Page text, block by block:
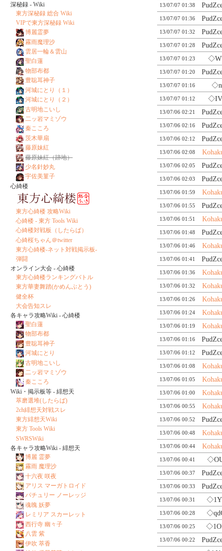
13/07/07 01:38
13/07/07 01:36
13/07/07 01:32
13/07/07 01:28
13/07/07 01:23
13/07/07 01:20
13/07/07 01:16
13/07/07 01:12
13/07/06 02:21
13/07/06 02:16
13/07/06 02:12
13/07/06 02:08
13/07/06 02:05
13/07/06 02:03
13/07/06 01:59
13/07/06 01:55
13/07/06 01:51
13/07/06 01:48
13/07/06 01:46
13/07/06 01:41
13/07/06 01:36
13/07/06 01:32
13/07/06 01:26
13/07/06 01:24
13/07/06 01:19
13/07/06 01:16
13/07/06 01:12
13/07/06 01:08
13/07/06 01:05
13/07/06 01:00
13/07/06 00:55
13/07/06 00:52
13/07/06 00:48
13/07/06 00:44
13/07/06 00:41
13/07/06 00:37
13/07/06 00:33
13/07/06 00:31
13/07/06 00:28
13/07/06 00:25
13/07/06 00:22
深秘録 - Wiki
東方深秘録 総合 Wiki
VIPで東方深秘録 Wiki
博麗霊夢
霧雨魔理沙
雲居一輪＆雲山
聖白蓮
物部布都
豊聡耳神子
河城にとり（１）
河城にとり（２）
古明地こいし
二ッ岩マミゾウ
秦こころ
茨木華扇
藤原妹紅
藤原妹紅（跡地）
少名針妙丸
宇佐美菫子
心綺楼
東方心綺楼 攻略Wiki
心綺楼 - 東方 Tools Wiki
心綺楼対戦板（したらば）
心綺桜ちゃん＠twitter
東方心綺楼-ネット対戦掲示板-
弾闘
オンライン大会 - 心綺楼
東方心綺楼ランキングバトル
東方華妻舞踏(かめんぶとう)
健全杯
大会告知スレ
各キャラ攻略Wiki - 心綺楼
聖白蓮
物部布都
豊聡耳神子
河城にとり
古明地こいし
二ッ岩マミゾウ
秦こころ
Wiki・掲示板等 - 緋想天
萃磨選堆(したらば)
2ch緋想天対戦スレ
東方緋想天Wiki
東方 Tools Wiki
SWRSWiki
各キャラ攻略Wiki - 緋想天
博麗 霊夢
霧雨 魔理沙
十六夜 咲夜
アリス マーガトロイド
パチュリー ノーレッジ
魂魄 妖夢
レミリア スカーレット
西行寺 幽々子
八雲 紫
伊吹 萃香